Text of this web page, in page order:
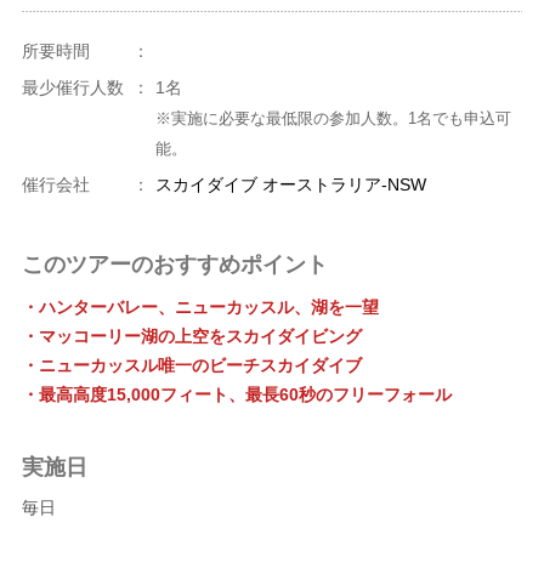
所要時間
：
最少催行人数
： 1名
※実施に必要な最低限の参加人数。1名でも申込可
能。
催行会社 ： スカイダイブ オーストラリア-NSW
このツアーのおすすめポイント
・ハンターバレー、ニューカッスル、湖を一望
・マッコーリー湖の上空をスカイダイビング
・ニューカッスル唯一のビーチスカイダイブ
・最高高度15,000フィート、最長60秒のフリーフォール
実施日
毎日